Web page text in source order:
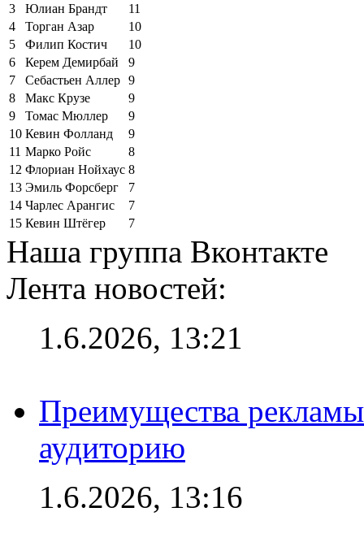
3
Юлиан Брандт
11
4
Торган Азар
10
5
Филип Костич
10
6
Керем Демирбай
9
7
Себастьен Аллер 9
8
Макс Крузе
9
9
Томас Мюллер
9
10 Кевин Фолланд
9
11 Марко Ройс
8
12 Флориан Нойхаус 8
13 Эмиль Форсберг
7
14 Чарлес Арангис
7
15 Кевин Штёгер 7
Наша группа Вконтакте
Лента новостей:
1.6.2026, 13:21
Преимущества
аудиторию
1.6.2026, 13:16